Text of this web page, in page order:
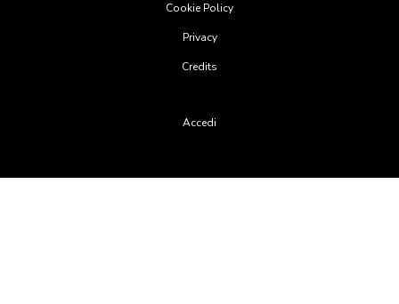
Cookie Policy
Privacy
Credits
Accedi